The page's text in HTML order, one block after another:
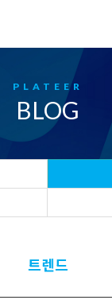
BLOG
트렌드